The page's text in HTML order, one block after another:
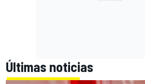
Últimas noticias